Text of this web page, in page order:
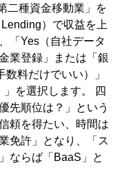
二種資金移動業」を
）で収益を上
「Yes（自社データ
業登録」または「銀
料だけでいい）」
を選択します。 四
先順位は？」という
頼を得たい、時間は
免許」となり、「ス
ならば「BaaS」と